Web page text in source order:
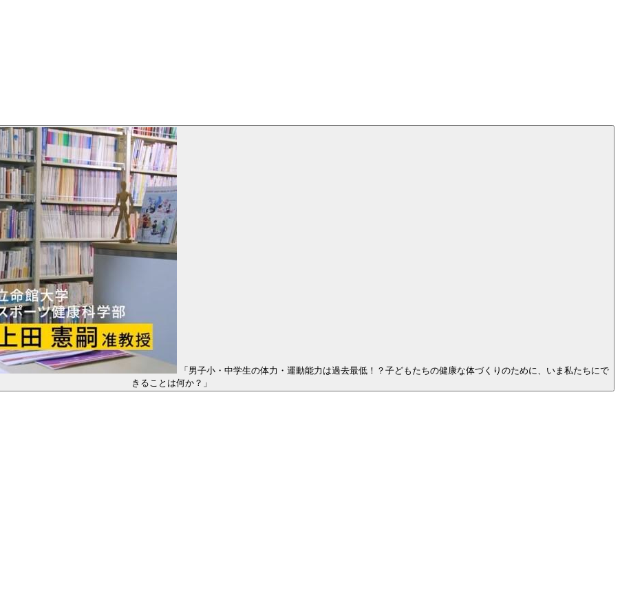
「男子小・中学生の体力・運動能力は過去最低！？子どもたちの健康な体づくりのために、いま私たちにで
きることは何か？」